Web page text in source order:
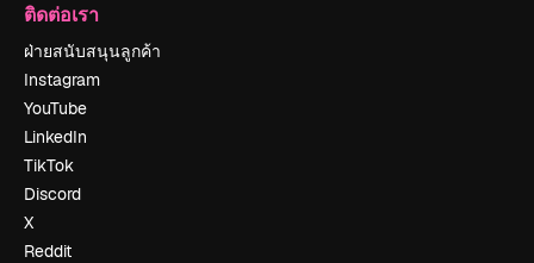
ติดต่อเรา
ฝ่ายสนับสนุนลูกค้า
Instagram
YouTube
LinkedIn
TikTok
Discord
X
Reddit